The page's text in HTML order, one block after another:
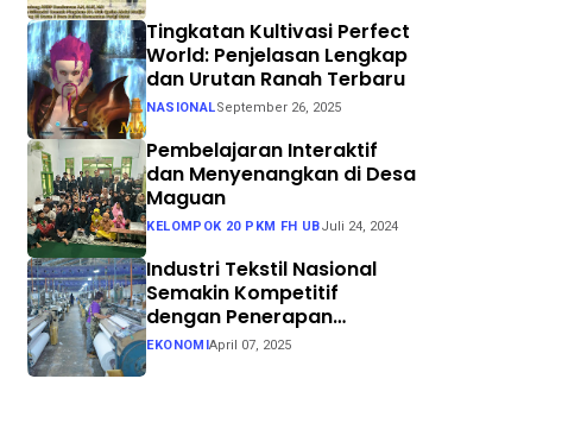
Tingkatan Kultivasi Perfect
World: Penjelasan Lengkap
dan Urutan Ranah Terbaru
NASIONALSeptember 26, 2025
Pembelajaran Interaktif
dan Menyenangkan di Desa
Maguan
KELOMPOK 20 PKM FH UBJuli 24, 2024
Industri Tekstil Nasional
Semakin Kompetitif
dengan Penerapan
Teknologi Air Jet Loom dan
EKONOMIApril 07, 2025